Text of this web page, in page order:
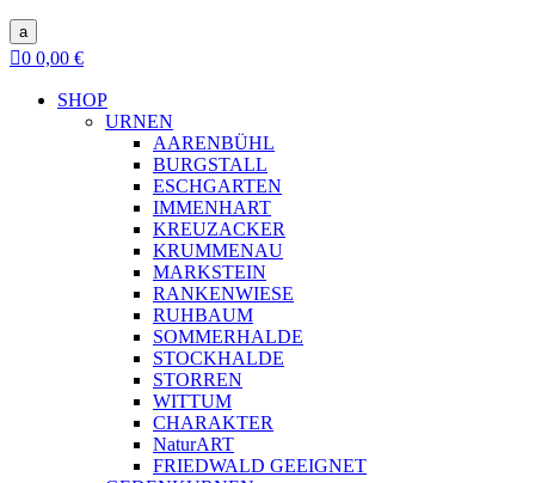
a
0 0,00 €
SHOP
URNEN
AARENBÜHL
BURGSTALL
ESCHGARTEN
IMMENHART
KREUZACKER
KRUMMENAU
MARKSTEIN
RANKENWIESE
RUHBAUM
SOMMERHALDE
STOCKHALDE
STORREN
WITTUM
CHARAKTER
NaturART
FRIEDWALD GEEIGNET